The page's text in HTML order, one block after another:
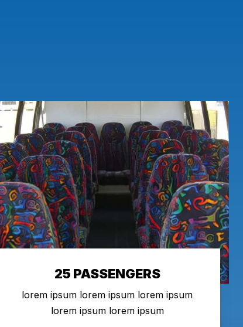
25 PASSENGERS
lorem ipsum lorem ipsum lorem ipsum
lorem ipsum lorem ipsum